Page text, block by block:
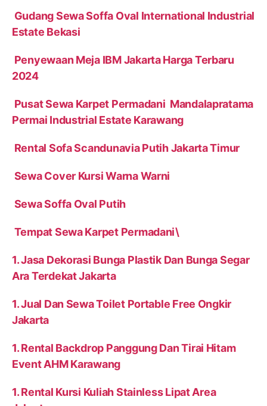
Gudang Sewa Soffa Oval International Industrial
Estate Bekasi
Penyewaan Meja IBM Jakarta Harga Terbaru
2024
Pusat Sewa Karpet Permadani Mandalapratama
Permai Industrial Estate Karawang
Rental Sofa Scandunavia Putih Jakarta Timur
Sewa Cover Kursi Warna Warni
Sewa Soffa Oval Putih
Tempat Sewa Karpet Permadani\
1. Jasa Dekorasi Bunga Plastik Dan Bunga Segar
Ara Terdekat Jakarta
1. Jual Dan Sewa Toilet Portable Free Ongkir
Jakarta
1. Rental Backdrop Panggung Dan Tirai Hitam
Event AHM Karawang
1. Rental Kursi Kuliah Stainless Lipat Area